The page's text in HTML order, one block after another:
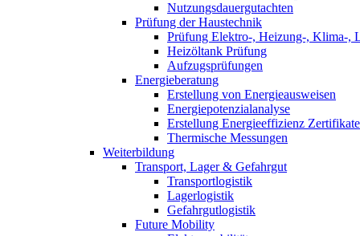
Nutzungsdauergutachten
Prüfung der Haustechnik
Prüfung Elektro-, Heizung-, Klima-,
Heizöltank Prüfung
Aufzugsprüfungen
Energieberatung
Erstellung von Energieausweisen
Energiepotenzialanalyse
Erstellung Energieeffizienz Zertifikate
Thermische Messungen
Weiterbildung
Transport, Lager & Gefahrgut
Transportlogistik
Lagerlogistik
Gefahrgutlogistik
Future Mobility